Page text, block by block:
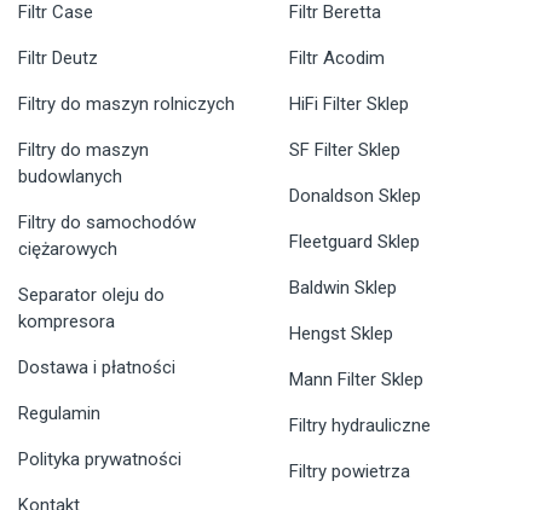
Filtr Case
Filtr Deutz
Filtr Beretta
Filtr Acodim
Filtry do maszyn rolniczych
Filtry do maszyn
budowlanych
Filtry do samochodów
ciężarowych
Separator oleju do
kompresora
Dostawa i płatności
Regulamin
Polityka prywatności
Kontakt
HiFi Filter Sklep
SF Filter Sklep
Donaldson Sklep
Fleetguard Sklep
Baldwin Sklep
Hengst Sklep
Mann Filter Sklep
Filtry hydrauliczne
Filtry powietrza